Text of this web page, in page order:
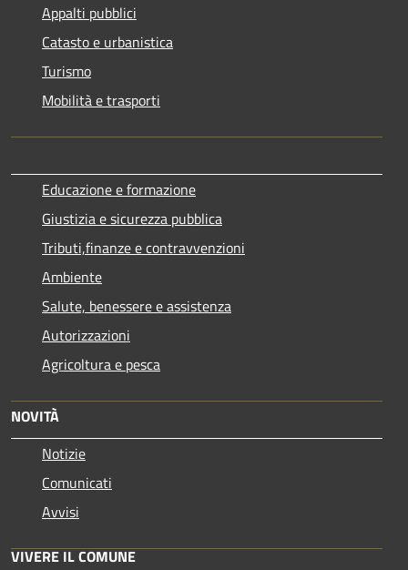
Appalti pubblici
Catasto e urbanistica
Turismo
Mobilità e trasporti
Educazione e formazione
Giustizia e sicurezza pubblica
Tributi,finanze e contravvenzioni
Ambiente
Salute, benessere e assistenza
Autorizzazioni
Agricoltura e pesca
NOVITÀ
Notizie
Comunicati
Avvisi
VIVERE IL COMUNE